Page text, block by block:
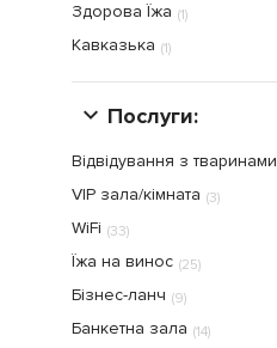
(1)
Здорова Їжа
(1)
Кавказька
(1)
Китайська
(1)
Корейська
Послуги:
Відвідування з тваринами
(3)
VIP зала/кімната
(33)
WiFi
(25)
Їжа на винос
(9)
Бiзнес-ланч
(14)
Банкетна зала